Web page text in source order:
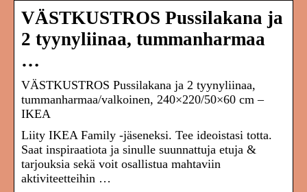
VÄSTKUSTROS Pussilakana ja
2 tyynyliinaa, tummanharmaa
…
VÄSTKUSTROS Pussilakana ja 2 tyynyliinaa,
tummanharmaa/valkoinen, 240×220/50×60 cm –
IKEA
Liity IKEA Family -jäseneksi. Tee ideoistasi totta.
Saat inspiraatiota ja sinulle suunnattuja etuja &
tarjouksia sekä voit osallistua mahtaviin
aktiviteetteihin …